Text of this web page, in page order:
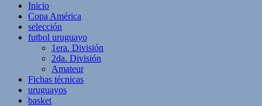
Inicio
Copa América
selección
futbol uruguayo
1era. División
2da. División
Amateur
Fichas técnicas
uruguayos
basket